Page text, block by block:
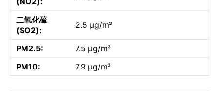
二氧化硫
(SO2):
2.5 µg/m³
PM2.5:
7.5 µg/m³
PM10:
7.9 µg/m³